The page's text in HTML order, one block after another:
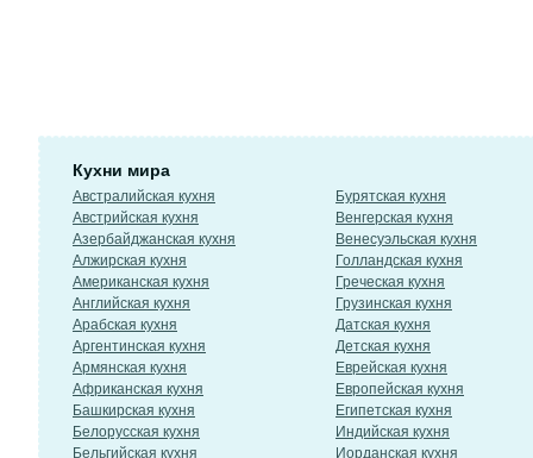
Кухни мира
Австралийская кухня
Австрийская кухня
Азербайджанская кухня
Алжирская кухня
Американская кухня
Английская кухня
Арабская кухня
Аргентинская кухня
Армянская кухня
Африканская кухня
Башкирская кухня
Белорусская кухня
Бельгийская кухня
Бурятская кухня
Венгерская кухня
Венесуэльская кухня
Голландская кухня
Греческая кухня
Грузинская кухня
Датская кухня
Детская кухня
Еврейская кухня
Европейская кухня
Египетская кухня
Индийская кухня
Иорданская кухня